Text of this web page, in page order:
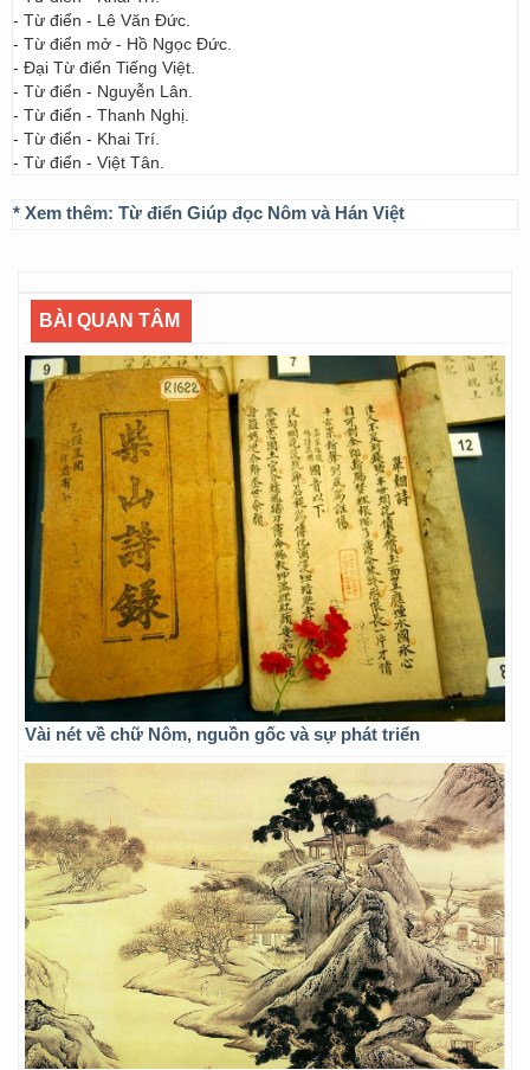
- Từ điển - Lê Văn Đức.
- Từ điển mở - Hồ Ngọc Đức.
- Đại Từ điển Tiếng Việt.
- Từ điển - Nguyễn Lân.
- Từ điển - Thanh Nghị.
- Từ điển - Khai Trí.
- Từ điển - Việt Tân.
* Xem thêm: Từ điển Giúp đọc Nôm và Hán Việt
BÀI QUAN TÂM
Vài nét về chữ Nôm, nguồn gốc và sự phát triển